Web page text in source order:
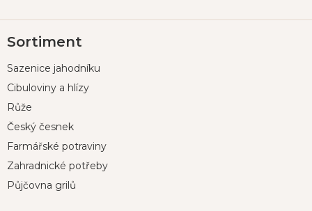
á
a
Sortiment
Sazenice jahodníku
Cibuloviny a hlízy
Růže
Český česnek
Farmářské potraviny
Zahradnické potřeby
Půjčovna grilů